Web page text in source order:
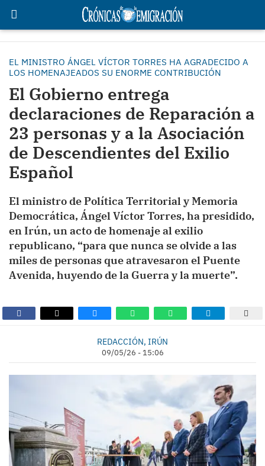
EL MINISTRO ÁNGEL VÍCTOR TORRES HA AGRADECIDO A
LOS HOMENAJEADOS SU ENORME CONTRIBUCIÓN
El Gobierno entrega
declaraciones de Reparación a
23 personas y a la Asociación
de Descendientes del Exilio
Español
El ministro de Política Territorial y Memoria
Democrática, Ángel Víctor Torres, ha presidido,
en Irún, un acto de homenaje al exilio
republicano, “para que nunca se olvide a las
miles de personas que atravesaron el Puente
Avenida, huyendo de la Guerra y la muerte”.
REDACCIÓN, IRÚN
09/05/26 - 15:06